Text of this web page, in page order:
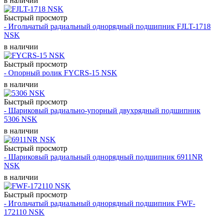
Быстрый просмотр
- Игольчатый радиальный однорядный подшипник FJLT-1718
NSK
в наличии
Быстрый просмотр
- Опорный ролик FYCRS-15 NSK
в наличии
Быстрый просмотр
- Шариковый радиально-упорный двухрядный подшипник
5306 NSK
в наличии
Быстрый просмотр
- Шариковый радиальный однорядный подшипник 6911NR
NSK
в наличии
Быстрый просмотр
- Игольчатый радиальный однорядный подшипник FWF-
172110 NSK